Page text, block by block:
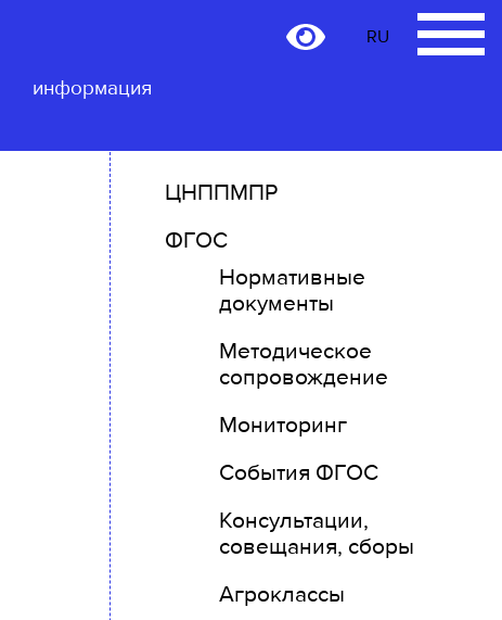
информация
RU
ЦНППМПР
ФГОС
Нормативные
документы
Методическое
сопровождение
Мониторинг
События ФГОС
Консультации,
совещания, сборы
Агроклассы